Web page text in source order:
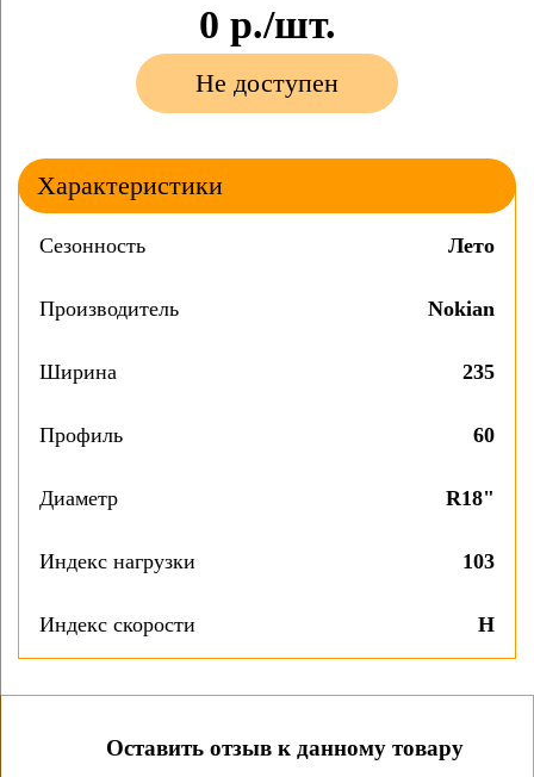
0 р./шт.
Не доступен
Характеристики
Сезонность Лето
Производитель Nokian
Ширина 235
Профиль 60
Диаметр R18"
Индекс нагрузки 103
Индекс скорости H
Оставить отзыв к данному товару